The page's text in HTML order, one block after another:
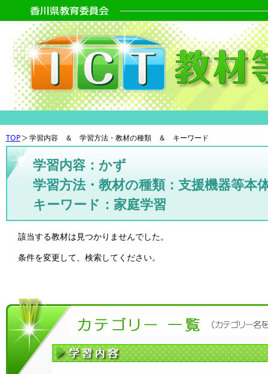
TOP 学習内容 ＆ 学習方法・教材の種類 ＆ キーワード
学習内容：かず
学習方法・教材の種類：支援機器等本
キーワード：家庭学習
該当する教材は見つかりませんでした。
条件を変更して、検索してください。